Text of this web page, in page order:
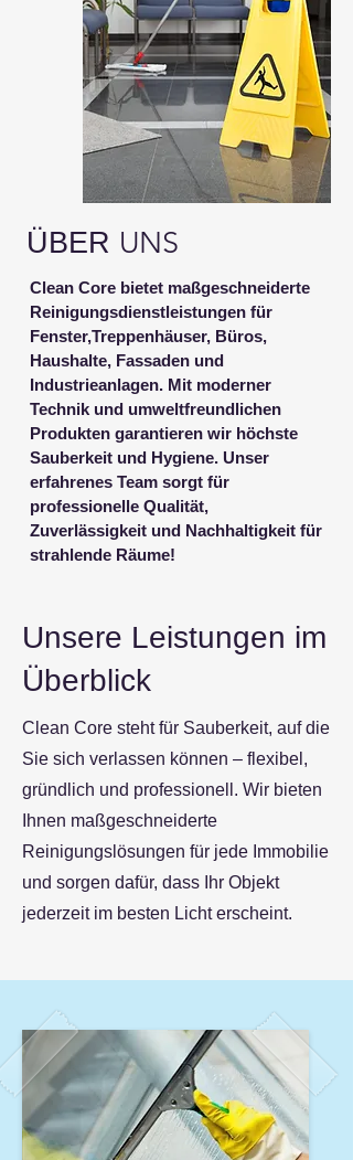
ÜBER UNS
Clean Core bietet maßgeschneiderte
Reinigungsdienstleistungen für
Fenster,Treppenhäuser, Büros,
Haushalte, Fassaden und
Industrieanlagen. Mit moderner
Technik und umweltfreundlichen
Produkten garantieren wir höchste
Sauberkeit und Hygiene. Unser
erfahrenes Team sorgt für
professionelle Qualität,
Zuverlässigkeit und Nachhaltigkeit für
strahlende Räume!
Unsere Leistungen im
Überblick
Clean Core steht für Sauberkeit, auf die
Sie sich verlassen können – flexibel,
gründlich und professionell. Wir bieten
Ihnen maßgeschneiderte
Reinigungslösungen für jede Immobilie
und sorgen dafür, dass Ihr Objekt
jederzeit im besten Licht erscheint.